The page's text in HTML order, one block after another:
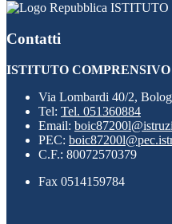
ISTITUTO
Contatti
ISTITUTO COMPRENSIVO
Via Lombardi 40/2,
Tel: Tel. 051360884
Email:
PEC:
C.F.: 80072570379
Fax 0514159784